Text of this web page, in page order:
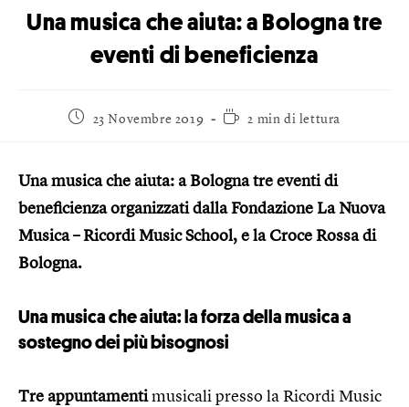
Una musica che aiuta: a Bologna tre
eventi di beneficienza
23 Novembre 2019 2 min di lettura
Una musica che aiuta: a Bologna tre eventi di
beneficienza organizzati dalla Fondazione La Nuova
Musica – Ricordi Music School, e la Croce Rossa di
Bologna.
Una musica che aiuta: la forza della musica a
sostegno dei più bisognosi
Tre appuntamentimusicali presso la Ricordi Music